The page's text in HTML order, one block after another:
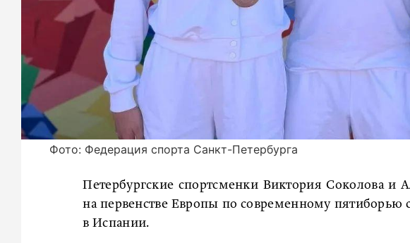
Фото: Федерация спорта Санкт-Петербурга
Петербургские спортсменки Виктория Соколова и
на первенстве Европы по современному пятиборью
в Испании.